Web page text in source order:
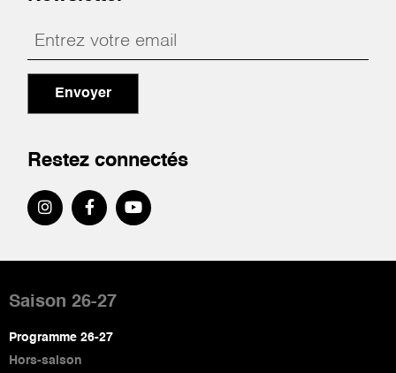
Envoyer
Restez connectés
de
page
Saison 26-27
Programme 26-27
Hors-saison